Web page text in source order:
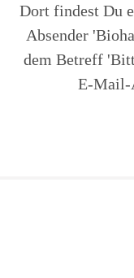
Dort findest Du
Absender '
dem Betreff '
E-Mail-